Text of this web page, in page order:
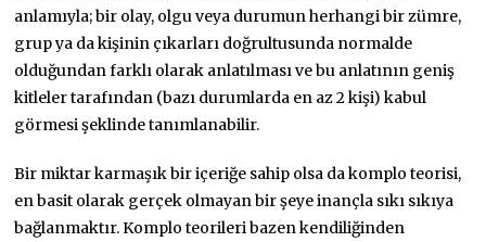
anlamıyla; bir olay, olgu veya durumun herhangi bir zümre,
grup ya da kişinin çıkarları doğrultusunda normalde
olduğundan farklı olarak anlatılması ve bu anlatının geniş
kitleler tarafından (bazı durumlarda en az 2 kişi) kabul
görmesi şeklinde tanımlanabilir.
Bir miktar karmaşık bir içeriğe sahip olsa da komplo teorisi,
en basit olarak gerçek olmayan bir şeye inançla sıkı sıkıya
bağlanmaktır. Komplo teorileri bazen kendiliğinden